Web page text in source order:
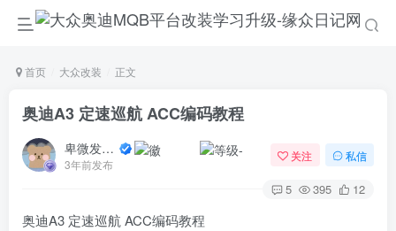
首页 大众改装 正文
奥迪A3 定速巡航 ACC编码教程
卑微发布员
3年前发布
关注 私信
5 395 12
奥迪A3 定速巡航 ACC编码教程